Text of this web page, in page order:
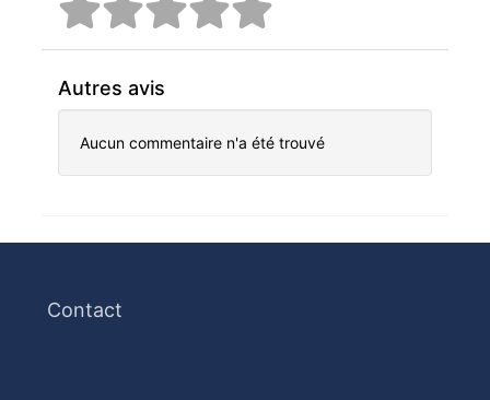
Autres avis
Aucun commentaire n'a été trouvé
Contact